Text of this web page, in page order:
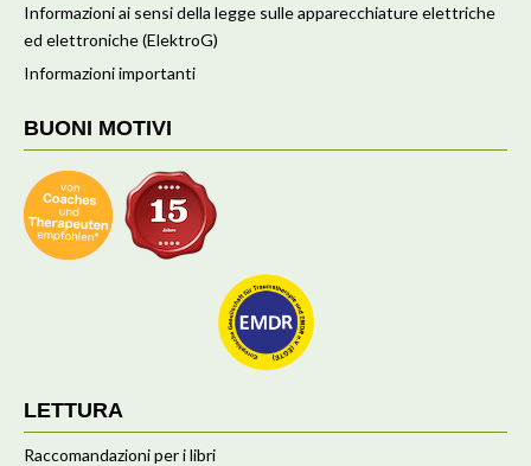
Informazioni ai sensi della legge sulle apparecchiature elettriche
ed elettroniche (ElektroG)
Informazioni importanti
BUONI MOTIVI
LETTURA
Raccomandazioni per i libri